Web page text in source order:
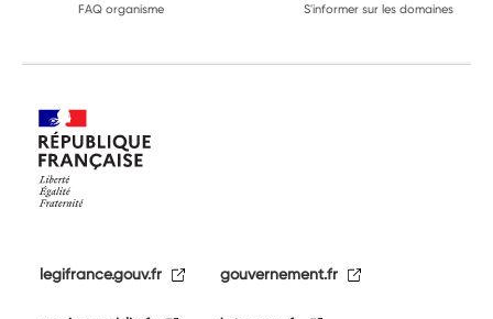
FAQ organisme
S'informer sur les domaines
legifrance.gouv.fr gouvernement.fr